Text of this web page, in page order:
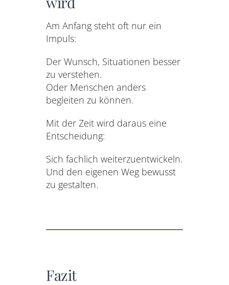
Am Anfang steht oft nur ein
Impuls:
Der Wunsch, Situationen besser
zu verstehen.
Oder Menschen anders
begleiten zu können.
Mit der Zeit wird daraus eine
Entscheidung:
Sich fachlich weiterzuentwickeln.
Und den eigenen Weg bewusst
zu gestalten.
Fazit